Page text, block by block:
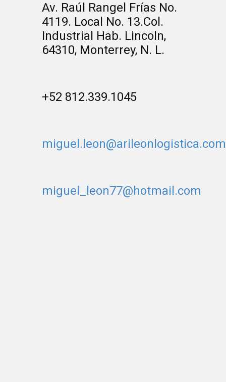
Av. Raúl Rangel Frías No.
4119. Local No. 13.Col.
Industrial Hab. Lincoln,
64310, Monterrey, N. L.
+52 812.339.1045
miguel.leon@arileonlogistica.com
miguel_leon77@hotmail.com